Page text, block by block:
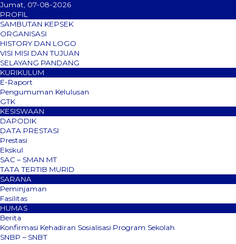
Jumat, 07-08-2026
PROFIL
SAMBUTAN KEPSEK
ORGANISASI
HISTORY DAN LOGO
VISI MISI DAN TUJUAN
SELAYANG PANDANG
KURIKULUM
E-Raport
Pengumuman Kelulusan
GTK
KESISWAAN
DAPODIK
DATA PRESTASI
Prestasi
Ekskul
SAC – SMAN MT
TATA TERTIB MURID
SARANA
Peminjaman
Fasilitas
HUMAS
Berita
Konfirmasi Kehadiran Sosialisasi Program Sekolah
SNBP – SNBT